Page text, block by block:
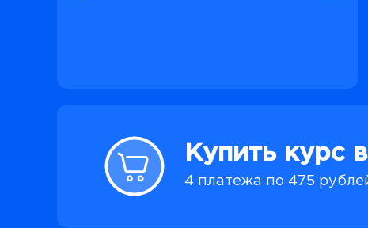
Купить курс
4 платежа по 475